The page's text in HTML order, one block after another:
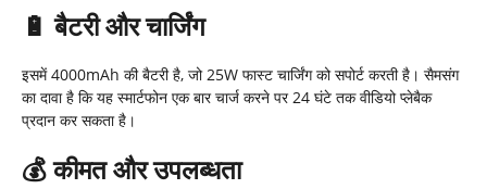
🔋 बैटरी और चार्जिंग
इसमें 4000mAh की बैटरी है, जो 25W फास्ट चार्जिंग को सपोर्ट करती है। सैमसंग
का दावा है कि यह स्मार्टफोन एक बार चार्ज करने पर 24 घंटे तक वीडियो प्लेबैक
प्रदान कर सकता है।
💰कीमत और उपलब्धता